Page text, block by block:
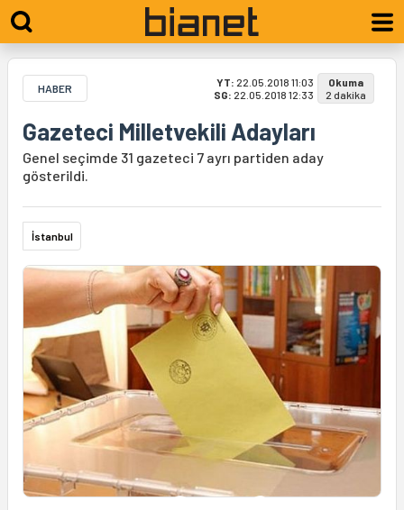
HABER YT: 22.05.2018 11:03
SG: 22.05.2018 12:33
Okuma
2 dakika
Gazeteci Milletvekili Adayları
Genel seçimde 31 gazeteci 7 ayrı partiden aday
gösterildi.
İstanbul